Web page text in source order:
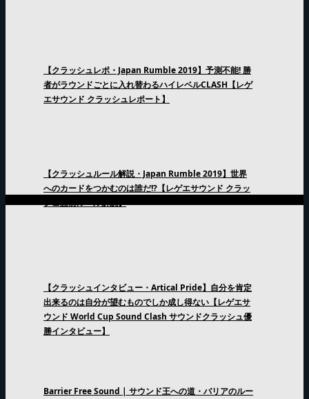
【クラッシュレポ・Japan Rumble 2019】予測不能! 勝
者がラウンドごとに入れ替わるハイレベルCLASH【レゲ
エサウンド クラッシュレポート】
【クラッシュルール解説・Japan Rumble 2019】世界
へのカードをつかむのは誰だ!?【レゲエサウンド クラッ
シュ直前ルール解説】
【クラッシュインタビュー・Artical Pride】自分を肯定
出来るのは自分が望むものでしか成し得ない【レゲエサ
ウンド World Cup Sound Clash サウンドクラッシュ優
勝インタビュー】
Barrier Free Sound | サウンド王への道・バリアのルー